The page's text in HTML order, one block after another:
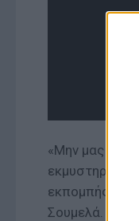
«Μην μας
εκπομπής τις
Σουμελά.